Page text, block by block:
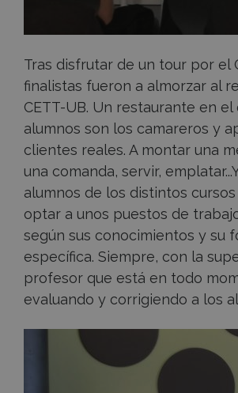
Tras disfrutar de un tour por el
finalistas fueron a almorzar al
CETT-UB. Un restaurante en el
alumnos son los camareros y
clientes reales. A montar una
una comanda, servir,
alumnos de los distintos
optar a unos puestos de
según sus conocimientos y su
específica. Siempre, con la
profesor que está en todo
evaluando y corrigiendo a los